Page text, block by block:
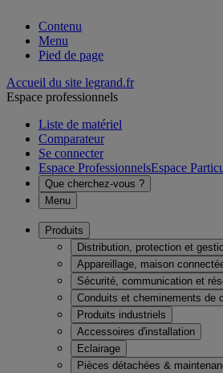
Contenu
Menu
Pied de page
Accueil du site legrand.fr
Espace professionnels
Liste de matériel
Comparateur
Se connecter
Espace ProfessionnelsEspace
Que cherchez-vous ?
Menu
Produits
Distribution, protection et
Appareillage, maison
Sécurité, communication et
Conduits et cheminements de
Produits industriels
Accessoires d'installation
Eclairage
Pièces détachées &